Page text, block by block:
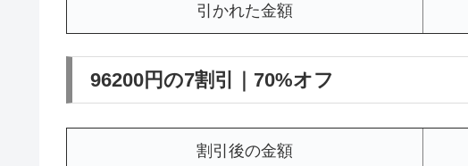
引かれた金額
96200円の7割引｜70%オフ
割引後の金額